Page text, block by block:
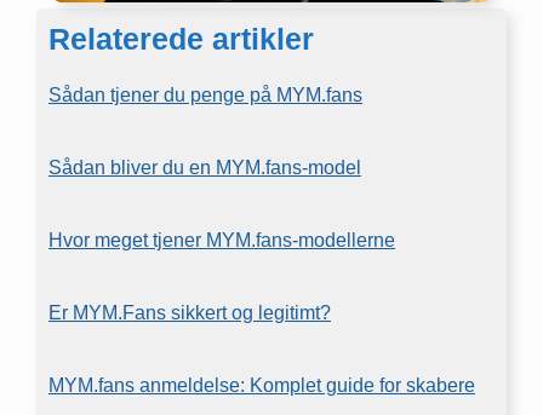
Relaterede artikler
Sådan tjener du penge på MYM.fans
Sådan bliver du en MYM.fans-model
Hvor meget tjener MYM.fans-modellerne
Er MYM.Fans sikkert og legitimt?
MYM.fans anmeldelse: Komplet guide for skabere